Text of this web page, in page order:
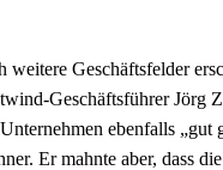
Geschäftsfelder
Geschäftsführer Jörg
ebenfalls „gut
Er mahnte aber, dass